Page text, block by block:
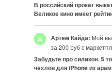
В российский прокат
Великое кино имеет
А Артём Кайда: Мой
за 200 руб с
Забудьте про силикон. 5
чехлов для iPhone из